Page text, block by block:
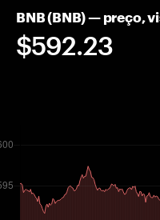
BNB (BNB) — preço,
$592.23